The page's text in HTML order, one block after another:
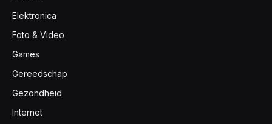
Elektronica
Foto & Video
Games
Gereedschap
Gezondheid
Internet